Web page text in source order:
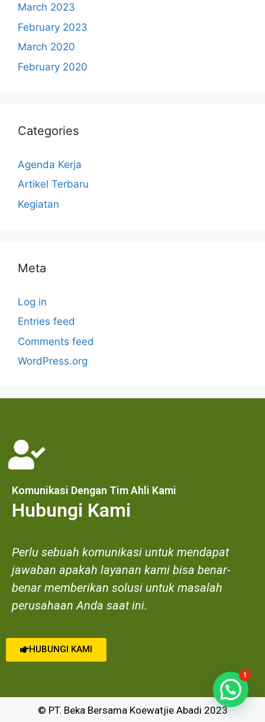
March 2023
February 2023
March 2020
February 2020
Categories
Agenda Kerja
Artikel Terbaru
Kegiatan
Meta
Log in
Entries feed
Comments feed
WordPress.org
Komunikasi Dengan Tim Ahli Kami
Hubungi Kami
Perlu sebuah komunikasi untuk mendapat
jawaban apakah layanan kami bisa benar-
benar memberikan solusi untuk masalah
perusahaan Anda saat ini.
HUBUNGI KAMI
© PT. Beka Bersama Koewatjie Abadi 2023
1